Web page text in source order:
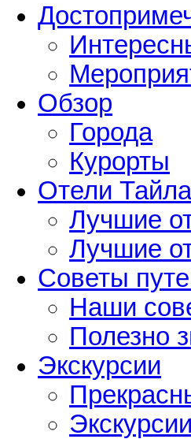
Обзор
Города
Курорты
Отели
Лучшие
Лучшие
Советы
Наши
Полезно
Экскурсии